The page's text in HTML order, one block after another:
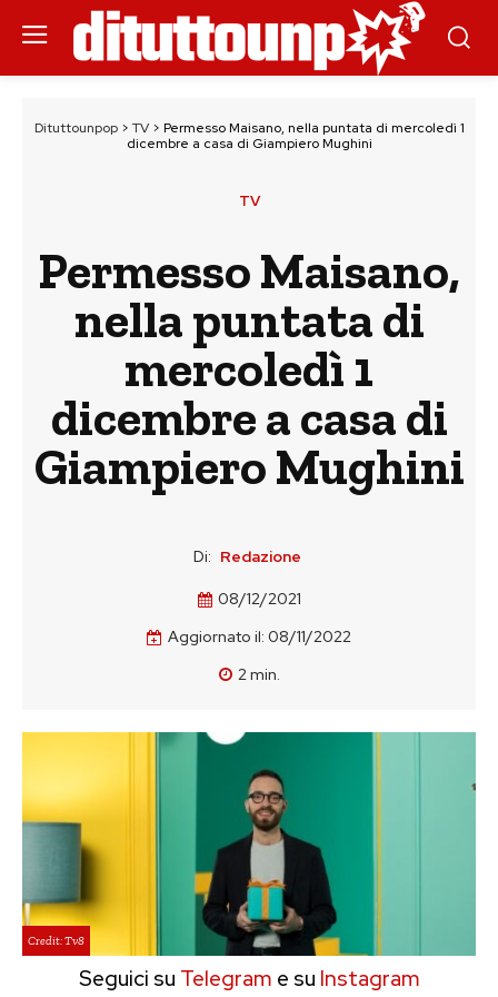
Dituttounpop> TV> Permesso Maisano, nella puntata di mercoledì 1
dicembre a casa di Giampiero Mughini
TV
Permesso Maisano,
nella puntata di
mercoledì 1
dicembre a casa di
Giampiero Mughini
Di: Redazione
08/12/2021
Aggiornato il: 08/11/2022
2min.
Credit: Tv8
Seguici su Telegram e su Instagram